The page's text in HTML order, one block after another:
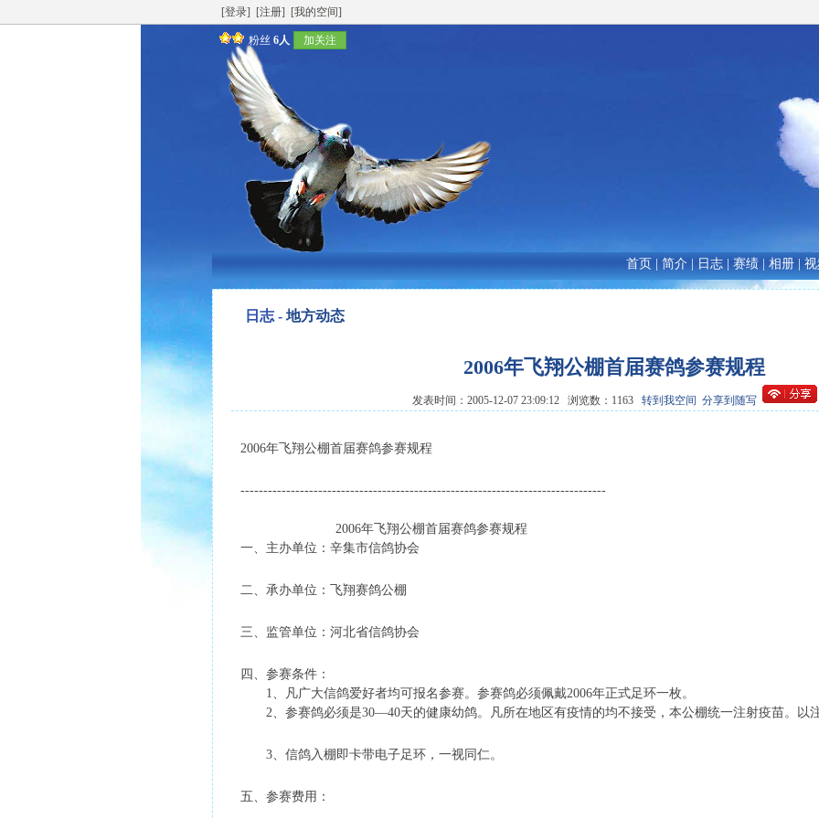
[登录] [注册] [我的空间]
粉丝 6人 加关注
首页 简介 日志 赛绩 相册 视
日志 - 地方动态
2006年飞翔公棚首届赛鸽参赛规程
发表时间：2005-12-07 23:09:12 浏览数：1163 转到我空间 分享到随写
2006年飞翔公棚首届赛鸽参赛规程
--------------------------------------------------------------------------------
2006年飞翔公棚首届赛鸽参赛规程
一、主办单位：辛集市信鸽协会
二、承办单位：飞翔赛鸽公棚
三、监管单位：河北省信鸽协会
四、参赛条件：
1、凡广大信鸽爱好者均可报名参赛。参赛鸽必须佩戴2006年正式足环一枚。
2、参赛鸽必须是30—40天的健康幼鸽。凡所在地区有疫情的均不接受，本公棚统一注射疫苗。以注
3、信鸽入棚即卡带电子足环，一视同仁。
五、参赛费用：